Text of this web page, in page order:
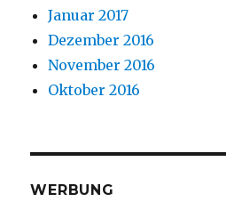
Januar 2017
Dezember 2016
November 2016
Oktober 2016
WERBUNG